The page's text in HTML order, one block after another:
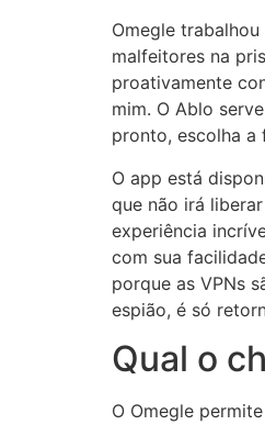
Omegle
malfeitores na
proativamente
mim. O Ablo
pronto, escolha a
O app está
que não irá
experiência
com sua
porque as VPNs
espião, é só
Qual o
O Omegle